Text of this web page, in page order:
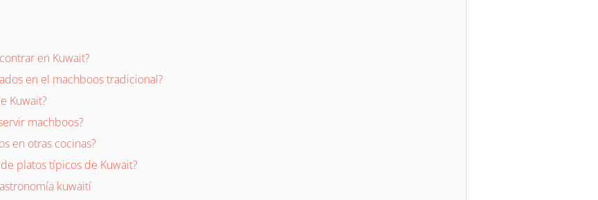
en Kuwait?
en el machboos tradicional?
Kuwait?
machboos?
en otras cocinas?
platos típicos de Kuwait?
kuwaití